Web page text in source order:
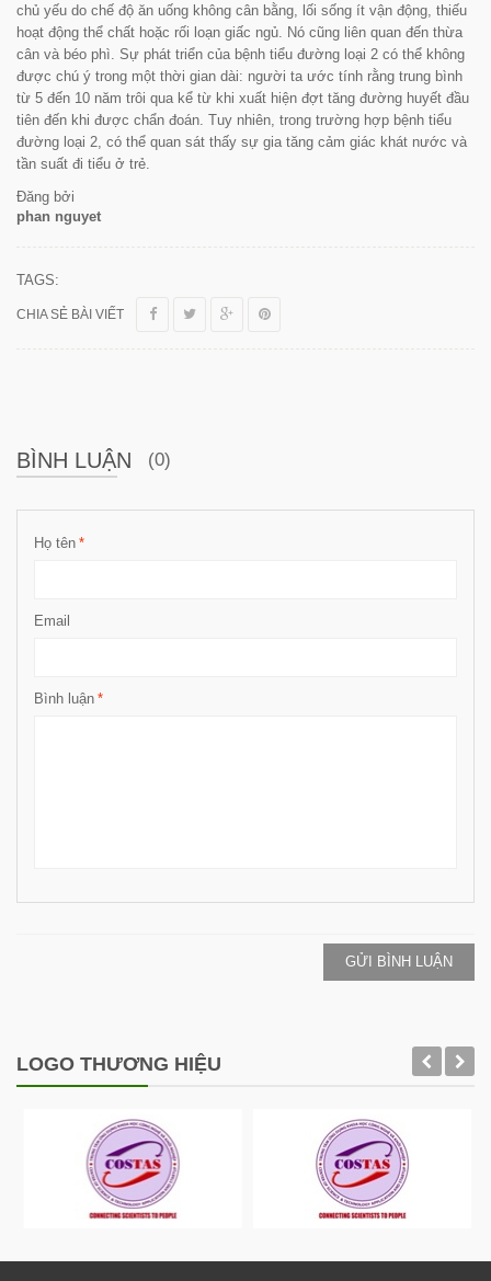
chủ yếu do chế độ ăn uống không cân bằng, lối sống ít vận động, thiếu
hoạt động thể chất hoặc rối loạn giấc ngủ. Nó cũng liên quan đến thừa
cân và béo phì. Sự phát triển của bệnh tiểu đường loại 2 có thể không
được chú ý trong một thời gian dài: người ta ước tính rằng trung bình
từ 5 đến 10 năm trôi qua kể từ khi xuất hiện đợt tăng đường huyết đầu
tiên đến khi được chẩn đoán. Tuy nhiên, trong trường hợp bệnh tiểu
đường loại 2, có thể quan sát thấy sự gia tăng cảm giác khát nước và
tần suất đi tiểu ở trẻ.
Đăng bởi
phan nguyet
TAGS:
CHIA SẺ BÀI VIẾT
BÌNH LUẬN (0)
*
Họ tên
Email
*
Bình luận
GỬI BÌNH LUẬN
LOGO THƯƠNG HIỆU